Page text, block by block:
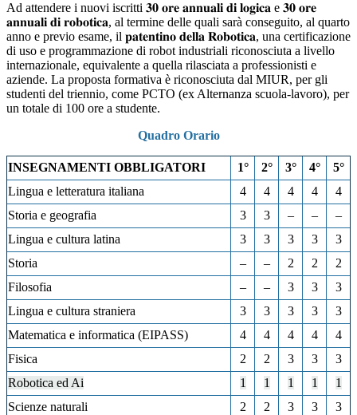
Ad attendere i nuovi iscritti 𝟑𝟎 𝐨𝐫𝐞 𝐚𝐧𝐧𝐮𝐚𝐥𝐢 𝐝𝐢 𝐥𝐨𝐠𝐢𝐜𝐚 e 𝟑𝟎 𝐨𝐫𝐞
𝐚𝐧𝐧𝐮𝐚𝐥𝐢 𝐝𝐢 𝐫𝐨𝐛𝐨𝐭𝐢𝐜𝐚, al termine delle quali sarà conseguito, al quarto
anno e previo esame, il 𝐩𝐚𝐭𝐞𝐧𝐭𝐢𝐧𝐨 𝐝𝐞𝐥𝐥𝐚 𝐑𝐨𝐛𝐨𝐭𝐢𝐜𝐚, una certificazione
di uso e programmazione di robot industriali riconosciuta a livello
internazionale, equivalente a quella rilasciata a professionisti e
aziende. La proposta formativa è riconosciuta dal MIUR, per gli
studenti del triennio, come PCTO (ex Alternanza scuola-lavoro), per
un totale di 100 ore a studente.
Quadro Orario
INSEGNAMENTI OBBLIGATORI 1° 2° 3° 4°
5°
Lingua e letteratura italiana
4 4 4 4
4
Storia e geografia
3 3 – –
–
Lingua e cultura latina
3 3 3 3
3
Storia
– – 2 2
2
Filosofia
– – 3 3
3
Lingua e cultura straniera
3 3 3 3
3
Matematica e informatica (EIPASS)
4 4 4 4
4
Fisica
2 2 3 3
3
Robotica ed Ai
1 1 1 1
1
Scienze naturali
2 2 3 3
3